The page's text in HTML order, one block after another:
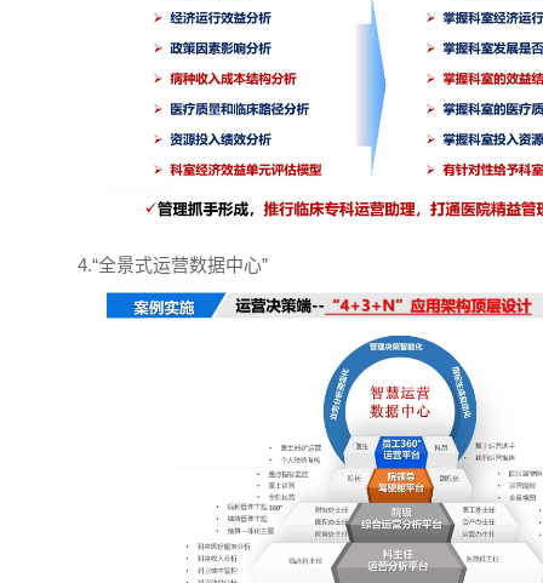
4.“全景式运营数据中心”